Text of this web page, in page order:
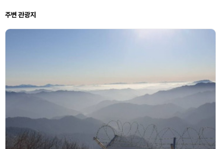
주변 관광지